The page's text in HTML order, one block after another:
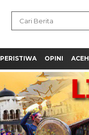
PERISTIWA OPINI ACEH